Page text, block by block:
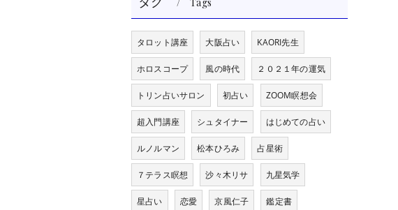
タロット講座 大阪占い KAORI先生
ホロスコープ 風の時代 ２０２１年の運気
トリン占いサロン 初占い ZOOM瞑想会
超入門講座 シュタイナー はじめての占い
ルノルマン 松本ひろみ 占星術
７テラス瞑想 沙々木リサ 九星気学
星占い 恋愛 京風仁子 鑑定書